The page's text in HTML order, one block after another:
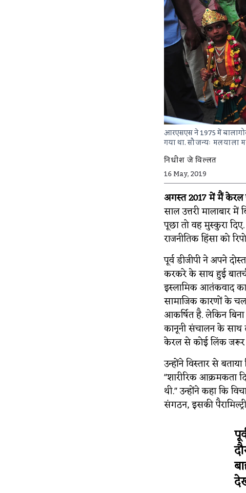
आरएसएस ने 1975 में
गया था.सौजन्यः मलयाला
निधीश जे विल्लत
16 May, 2019
अगस्त 2017 में मैं केरल
साल उत्तरी मालाबार
पूछा तो वह मुस्कुरा
राजनीतिक हिंसा को
पूर्व डीजीपी ने अपने
करकरे के साथ हुई
इस्लामिक आतंकवाद का
सामाजिक कारणों के
आकर्षित है. लेकिन
कानूनी संचालन के
केरल से कोई लिंक जरूर
उन्होंने विस्तार से
"शारीरिक आक्रमकता
थी." उन्होंने कहा कि
संगठन, इसकी